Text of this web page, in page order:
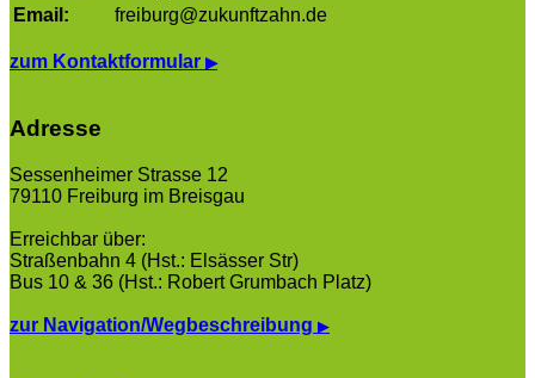
Email:
freiburg@zukunftzahn.de
zum Kontaktformular ▶
Adresse
Sessenheimer Strasse 12
79110 Freiburg im Breisgau
Erreichbar über:
Straßenbahn 4 (Hst.: Elsässer Str)
Bus 10 & 36 (Hst.: Robert Grumbach Platz)
zur Navigation/Wegbeschreibung ▶